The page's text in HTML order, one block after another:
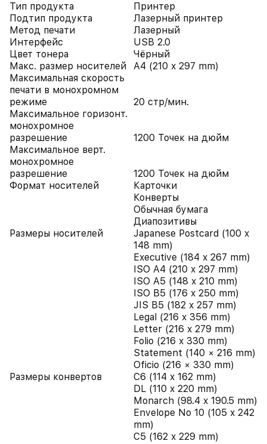
Тип продукта
Принтер
Подтип продукта
Лазерный принтер
Метод печати
Лазерный
Интерфейс
USB 2.0
Цвет тонера
Чёрный
Макс. размер носителей
A4 (210 x 297 mm)
Максимальная скорость
печати в монохромном
режиме
20 стр/мин.
Максимальное горизонт.
монохромное
разрешение
1200 Точек на дюйм
Максимальное верт.
монохромное
разрешение
1200 Точек на дюйм
Формат носителей
Карточки
Конверты
Обычная бумага
Диапозитивы
Размеры носителей
Japanese Postcard (100 x
148 mm)
Executive (184 x 267 mm)
ISO A4 (210 x 297 mm)
ISO A5 (148 x 210 mm)
ISO B5 (176 x 250 mm)
JIS B5 (182 x 257 mm)
Legal (216 x 356 mm)
Letter (216 x 279 mm)
Folio (216 x 330 mm)
Statement (140 × 216 mm)
Oficio (216 × 330 mm)
Размеры конвертов
C6 (114 x 162 mm)
DL (110 x 220 mm)
Monarch (98.4 x 190.5 mm)
Envelope No 10 (105 x 242
mm)
C5 (162 x 229 mm)